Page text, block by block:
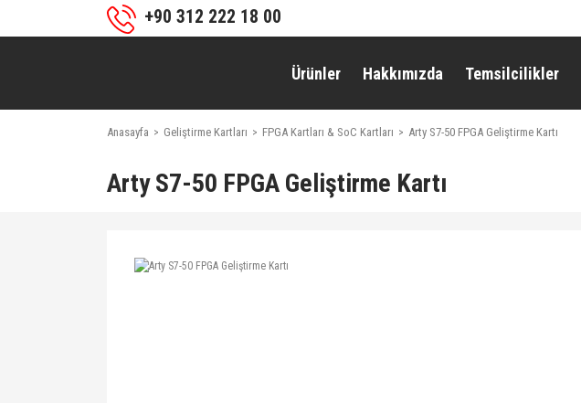
+90 312 222 18 00
Ürünler Hakkımızda Temsilcilikler
Anasayfa Geliştirme Kartları FPGA Kartları & SoC Kartları Arty S7-50 FPGA Geliştirme Kartı
Arty S7-50 FPGA Geliştirme Kartı